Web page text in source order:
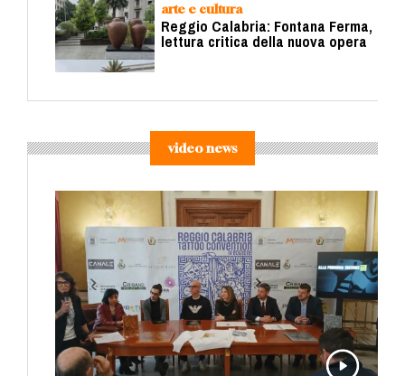
arte e cultura
Reggio Calabria: Fontana Ferma,
lettura critica della nuova opera
video news